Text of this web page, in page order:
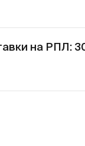
на РПЛ: